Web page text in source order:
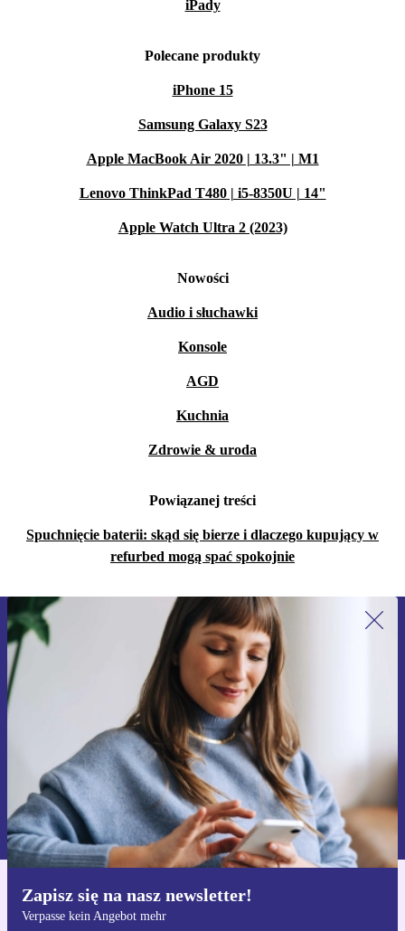
iPady
Polecane produkty
iPhone 15
Samsung Galaxy S23
Apple MacBook Air 2020 | 13.3" | M1
Lenovo ThinkPad T480 | i5-8350U | 14"
Apple Watch Ultra 2 (2023)
Nowości
Audio i słuchawki
Konsole
AGD
Kuchnia
Zdrowie & uroda
Powiązanej treści
Spuchnięcie baterii: skąd się bierze i dlaczego kupujący w
refurbed mogą spać spokojnie
Zapisz się na nasz newsletter!
Verpasse kein Angebot mehr
Zapisz się na nasz newsletter!
Nie przegap żadnej oferty.
Zarejestruj się
Informacje na temat używania danych osobowych znajdują się w
naszej
Polityce prywatności
Pobierz aplikację refurbed
Dla iOS i Android